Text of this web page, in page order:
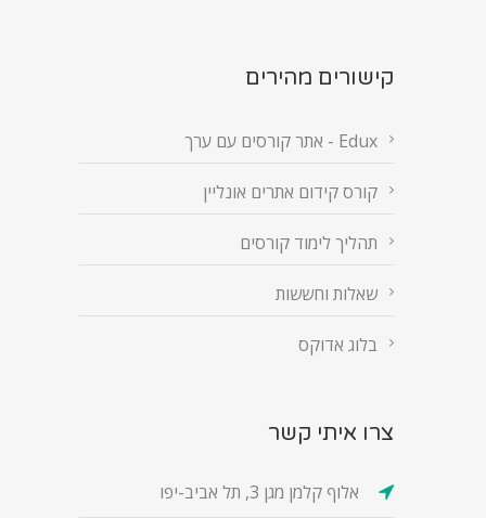
קישורים מהירים
Edux - אתר קורסים עם ערך
קורס קידום אתרים אונליין
תהליך לימוד קורסים
שאלות וחששות
בלוג אדוקס
צרו איתי קשר
אלוף קלמן מגן 3, תל אביב-יפו